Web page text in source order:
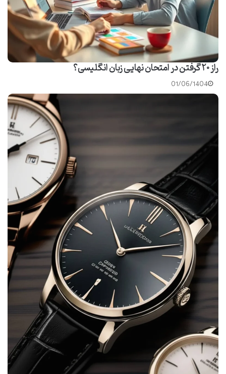
راز ۲۰ گرفتن در امتحان نهایی زبان انگلیسی؟
01/06/1404